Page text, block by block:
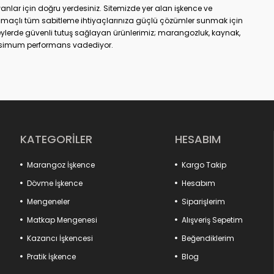
için doğru yerdesiniz. Sitemizde yer alan işkence ve
tüm sabitleme ihtiyaçlarınıza güçlü çözümler sunmak için
güvenli tutuş sağlayan ürünlerimiz; marangozluk, kaynak,
performans vadediyor.
evde basit onarımlar; doğru işkence ve mengeneyle hem iş
işkenceleri gibi özel modeller ise farklı sektörlerin
bu ürünlerle projelerinizde fark yaratın. Atölyenizin gücünü
KATEGORİLER
Marangoz İşkence
Dövme İşkence
Mengeneler
Matkap Mengenesi
Kazancı İşkencesi
Pratik İşkence
HESABIM
Kargo Takip
Hesabım
Siparişlerim
Alışveriş Sepetim
Beğendiklerim
Blog